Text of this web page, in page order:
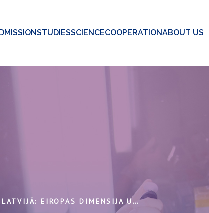
STUDIESSCIENCECOOPERATIONABOUT US
GRĀMATA UN SABIEDRĪBA LATVIJĀ: EIROPAS DIMENSIJA UN KULTŪRAS PĀRMAIŅAS